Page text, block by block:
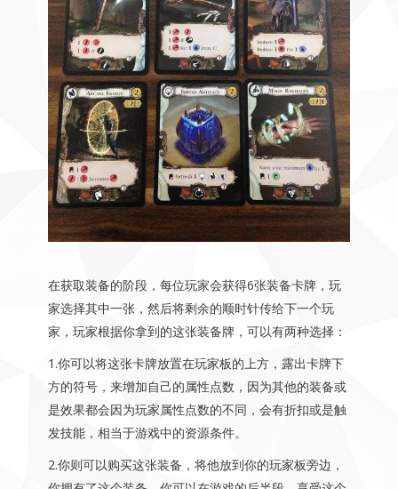
在获取装备的阶段，每位玩家会获得6张装备卡牌，玩
家选择其中一张，然后将剩余的顺时针传给下一个玩
家，玩家根据你拿到的这张装备牌，可以有两种选择：
1.你可以将这张卡牌放置在玩家板的上方，露出卡牌下
方的符号，来增加自己的属性点数，因为其他的装备或
是效果都会因为玩家属性点数的不同，会有折扣或是触
发技能，相当于游戏中的资源条件。
2.你则可以购买这张装备，将他放到你的玩家板旁边，